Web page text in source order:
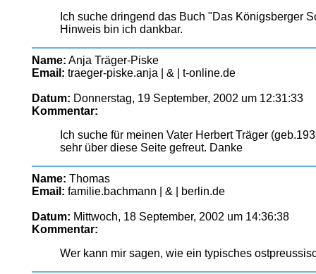
Ich suche dringend das Buch "Das Königsberger
Hinweis bin ich dankbar.
Name: Anja Träger-Piske
Email: traeger-piske.anja | & | t-online.de
Datum: Donnerstag, 19 September, 2002 um 12:31:33
Kommentar:
Ich suche für meinen Vater Herbert Träger
sehr über diese Seite gefreut. Danke
Name: Thomas
Email: familie.bachmann | & | berlin.de
Datum: Mittwoch, 18 September, 2002 um 14:36:38
Kommentar:
Wer kann mir sagen, wie ein typisches